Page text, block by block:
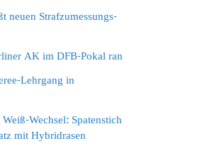
neuen Strafzumessungs-
AK im DFB-Pokal ran
Lehrgang in
Wechsel: Spatenstich
mit Hybridrasen